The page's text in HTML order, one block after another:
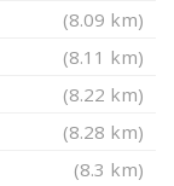
(8.09 km)
(8.11 km)
(8.22 km)
(8.28 km)
(8.3 km)